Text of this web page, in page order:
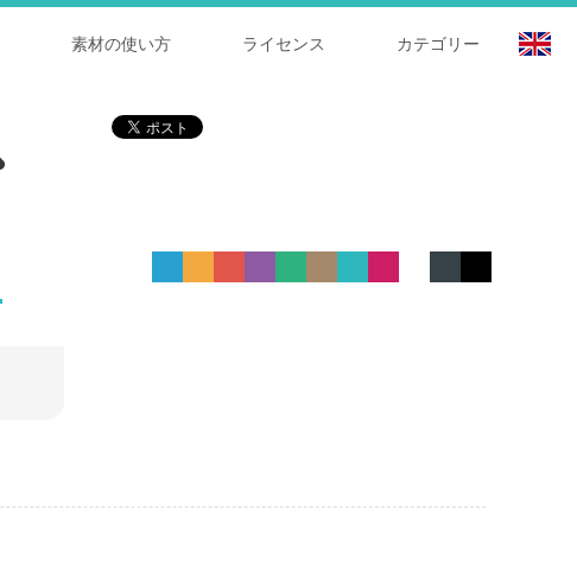
カテゴリー
ライセンス
素材の使い方